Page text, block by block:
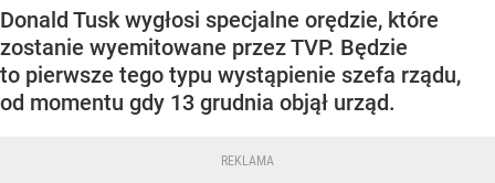
Donald Tusk wygłosi specjalne orędzie, które
zostanie wyemitowane przez TVP. Będzie
to pierwsze tego typu wystąpienie szefa rządu,
od momentu gdy 13 grudnia objął urząd.